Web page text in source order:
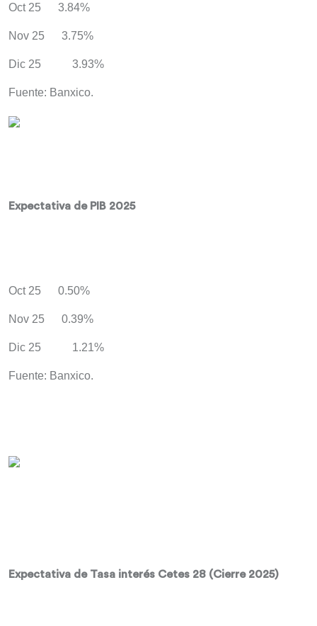
Oct 25 3.84%
Nov 25 3.75%
Dic 25 3.93%
Fuente: Banxico.
Expectativa de PIB 2025
Oct 25 0.50%
Nov 25 0.39%
Dic 25 1.21%
Fuente: Banxico.
Expectativa de Tasa interés Cetes 28 (Cierre 2025)